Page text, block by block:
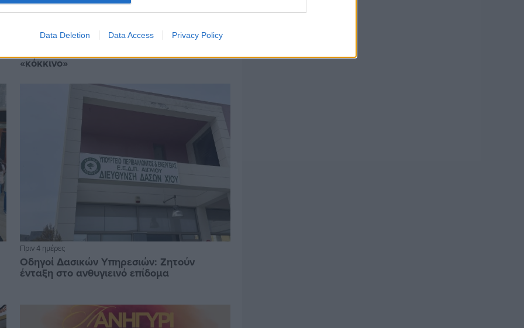
Data Deletion Data Access Privacy Policy
Πριν 4 ημέρες
«κόκκινο»
Πριν 4 ημέρες
Οδηγοί Δασικών Υπηρεσιών: Ζητούν
ένταξη στο ανθυγιεινό επίδομα